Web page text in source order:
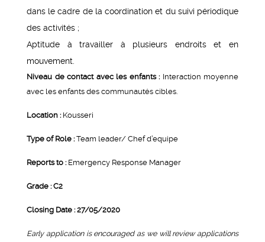
dans le cadre de la coordination et du suivi périodique
des activités ;
Aptitude à travailler à plusieurs endroits et en
mouvement.
Niveau de contact avec les enfants : Interaction moyenne
avec les enfants des communautés cibles.
Location : Kousseri
Type of Role :Team leader/ Chef d’equipe
Reports to :Emergency Response Manager
Grade : C2
Closing Date : 27/05/2020
Early application is encouraged as we will review applications